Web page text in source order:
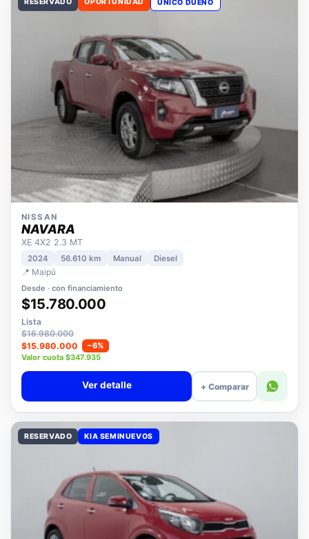
RESERVADO OPORTUNIDAD
NISSAN
NAVARA
XE 4X2 2.3 MT
2024
📍 Maipú
Desde · con financiamiento
$15.780.000
Lista
$16.980.000
$15.980.000
−6%
Valor cuota $347.935
+ Comparar